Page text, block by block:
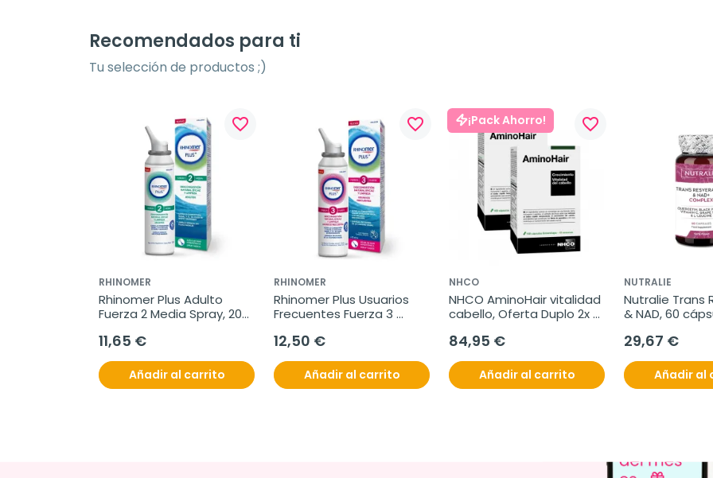
Recomendados para ti
Tu selección de productos ;)
favorite_border
RHINOMER
Rhinomer Plus Adulto
Fuerza 2 Media Spray, 200
11,65 €
Añadir al carrito
favorite_border
RHINOMER
Rhinomer Plus Usuarios
Frecuentes Fuerza 3
12,50 €
Añadir al carrito
¡Pack Ahorro! favorite_border
NHCO
NHCO AminoHair vitalidad
cabello, Oferta Duplo 2x
84,95 €
Añadir al carrito
NUTRALIE
Nutralie Trans
& NAD, 60
29,67 €
Añadir al